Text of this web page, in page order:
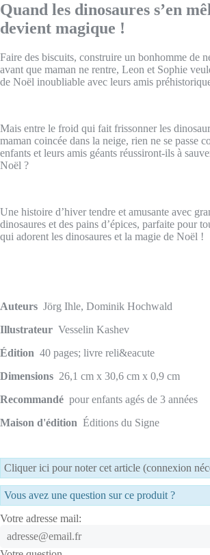
Quand les dinosaures s’en
devient magique !
Faire des biscuits, construire un bonhomme de
avant que maman ne rentre, Leon et Sophie
de Noël inoubliable avec leurs amis
Mais entre le froid qui fait frissonner les
maman coincée dans la neige, rien ne se passe
enfants et leurs amis géants réussiront-ils à
Noël ?
Une histoire d’hiver tendre et amusante avec
dinosaures et des pains d’épices, parfaite pour
qui adorent les dinosaures et la magie de Noël !
Auteurs Jörg Ihle, Dominik Hochwald
Illustrateur Vesselin Kashev
Édition 40 pages; livre reli&eacute
Dimensions 26,1 cm x 30,6 cm x 0,9 cm
Recommandé pour enfants agés de 3 années
Maison d'édition Éditions du Signe
Cliquer ici pour noter cet article (connexion
Vous avez une question sur ce produit ?
Votre adresse mail: